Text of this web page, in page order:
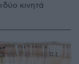
κινητά